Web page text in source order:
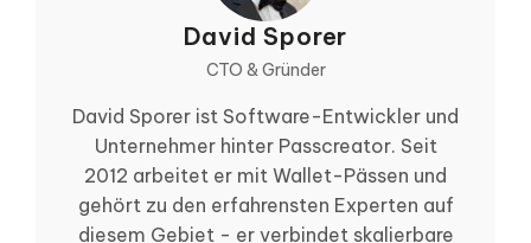
David Sporer
CTO & Gründer
David Sporer ist Software-Entwickler und
Unternehmer hinter Passcreator. Seit
2012 arbeitet er mit Wallet-Pässen und
gehört zu den erfahrensten Experten auf
diesem Gebiet - er verbindet skalierbare